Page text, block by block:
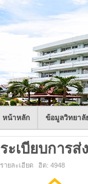
หน้าหลัก ข้อมูลวิทยาลั
ระเบียบการส่
รายละเอียด ฮิต: 4948